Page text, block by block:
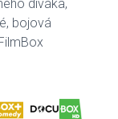
diváka,
bojová